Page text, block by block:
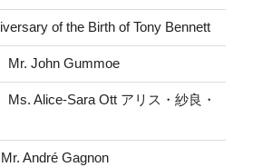
of the Birth of Tony Bennett
Mr. John Gummoe
Ms. Alice-Sara Ott アリス・紗良・
André Gagnon